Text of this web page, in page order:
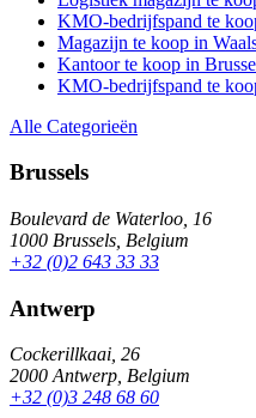
KMO-bedrijfspand te
Magazijn te koop in
Kantoor te koop in
KMO-bedrijfspand te
Alle Categorieën
Brussels
Boulevard de Waterloo, 16
1000 Brussels, Belgium
+32 (0)2 643 33 33
Antwerp
Cockerillkaai, 26
2000 Antwerp, Belgium
+32 (0)3 248 68 60